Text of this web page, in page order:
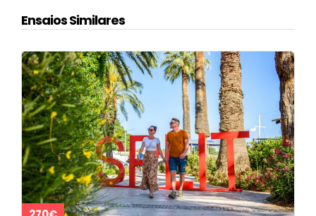
Ensaios Similares